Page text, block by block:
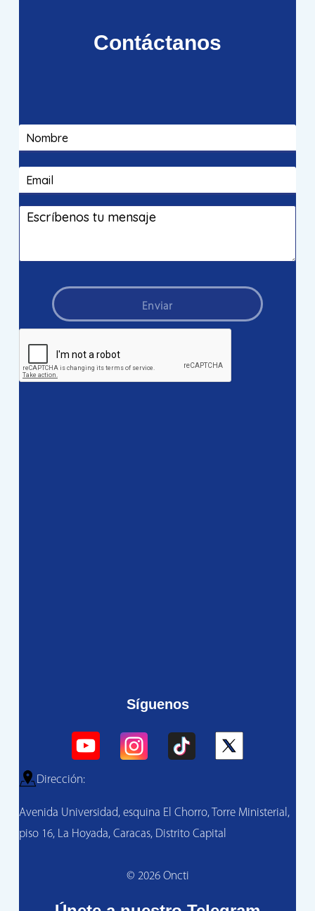
Contáctanos
Enviar
Síguenos
Dirección:
Avenida Universidad, esquina El Chorro, Torre Ministerial,
piso 16, La Hoyada, Caracas, Distrito Capital
© 2026 Oncti